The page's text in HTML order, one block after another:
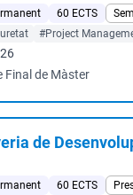
60 ECTS
#Project
Final de Màster
de
60 ECTS